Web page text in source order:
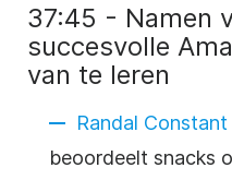
37:45 - Namen
succesvolle
van te leren
Randal Constant
beoordeelt snacks